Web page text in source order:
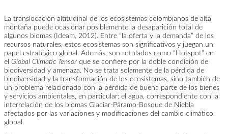
La translocación altitudinal de los ecosistemas colombianos de alta
montaña puede ocasionar posiblemente la desaparición total de
algunos biomas (Ideam, 2012). Entre “la oferta y la demanda” de los
recursos naturales, estos ecosistemas son significativos y juegan un
papel estratégico global. Además, son rotulados como “Hotspot” en
el Global Climatic Tensor que se confiere por la doble condición de
biodiversidad y amenaza. No se trata solamente de la pérdida de
biodiversidad y la transformación de los ecosistemas, sino también de
un problema relacionado con la pérdida de buena parte de los bienes
y servicios ambientales, en particular: el agua, correspondiente con la
interrelación de los biomas Glaciar-Páramo-Bosque de Niebla
afectados por las variaciones y modificaciones del cambio climático
global.